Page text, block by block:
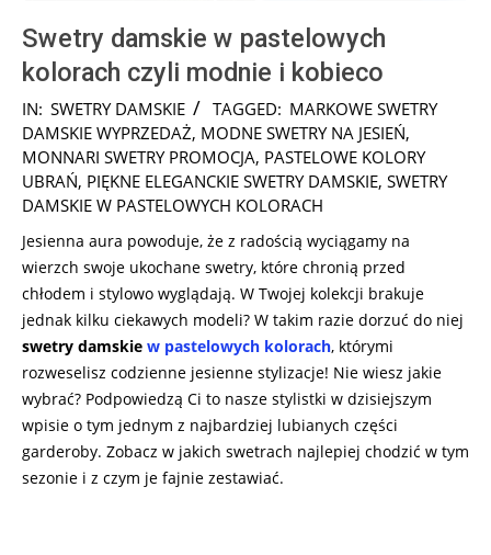
Swetry damskie w pastelowych
kolorach czyli modnie i kobieco
2024-
10-
03
IN: SWETRY DAMSKIE TAGGED: MARKOWE SWETRY
DAMSKIE WYPRZEDAŻ, MODNE SWETRY NA JESIEŃ,
MONNARI SWETRY PROMOCJA, PASTELOWE KOLORY
UBRAŃ, PIĘKNE ELEGANCKIE SWETRY DAMSKIE, SWETRY
DAMSKIE W PASTELOWYCH KOLORACH
Jesienna aura powoduje, że z radością wyciągamy na
wierzch swoje ukochane swetry, które chronią przed
chłodem i stylowo wyglądają. W Twojej kolekcji brakuje
jednak kilku ciekawych modeli? W takim razie dorzuć do niej
swetry damskie w pastelowych kolorach, którymi
rozweselisz codzienne jesienne stylizacje! Nie wiesz jakie
wybrać? Podpowiedzą Ci to nasze stylistki w dzisiejszym
wpisie o tym jednym z najbardziej lubianych części
garderoby. Zobacz w jakich swetrach najlepiej chodzić w tym
sezonie i z czym je fajnie zestawiać.